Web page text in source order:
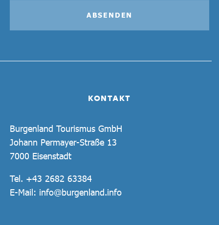
KONTAKT
Burgenland Tourismus GmbH
Johann Permayer-Straße 13
7000 Eisenstadt
Tel. +43 2682 63384
E-Mail: info@burgenland.info
ABSENDEN